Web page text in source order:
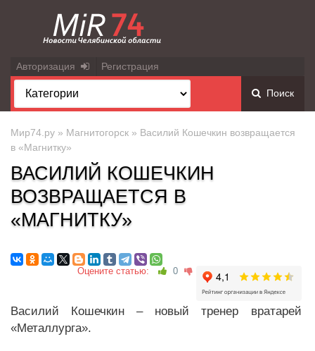
Авторизация Регистрация
Поиск
Мир74.ру » Магнитогорск » Василий Кошечкин возвращается
в «Магнитку»
ВАСИЛИЙ КОШЕЧКИН
ВОЗВРАЩАЕТСЯ В
«МАГНИТКУ»
Оцените статью: 0
Василий Кошечкин – новый тренер вратарей
«Металлурга».